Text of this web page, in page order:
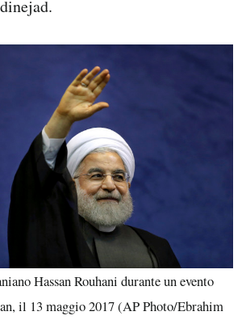
Hassan Rouhani durante un evento
il 13 maggio 2017 (AP Photo/Ebrahim